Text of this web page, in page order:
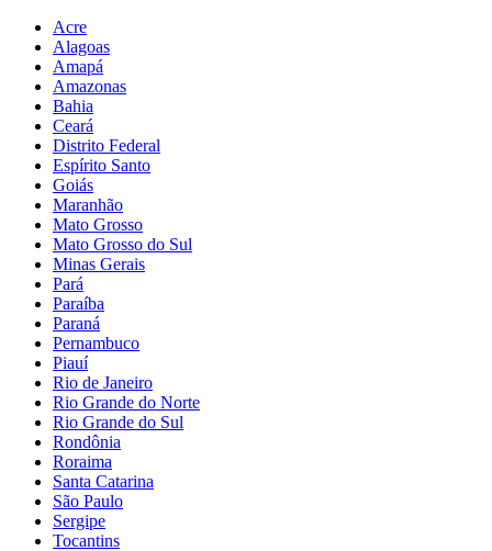
Acre
Alagoas
Amapá
Amazonas
Bahia
Ceará
Distrito Federal
Espírito Santo
Goiás
Maranhão
Mato Grosso
Mato Grosso do Sul
Minas Gerais
Pará
Paraíba
Paraná
Pernambuco
Piauí
Rio de Janeiro
Rio Grande do Norte
Rio Grande do Sul
Rondônia
Roraima
Santa Catarina
São Paulo
Sergipe
Tocantins